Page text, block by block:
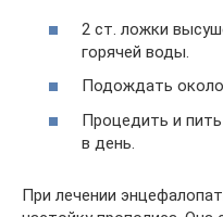
2 ст. ложки
горячей воды.
Подождать около
Процедить и
в день.
При лечении